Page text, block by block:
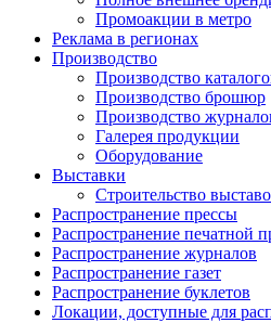
Промоакции в метро
Реклама в регионах
Производство
Производство
Производство брошюр
Производство
Галерея продукции
Оборудование
Выставки
Строительство
Распространение прессы
Распространение печатной
Распространение журналов
Распространение газет
Распространение буклетов
Локации, доступные для